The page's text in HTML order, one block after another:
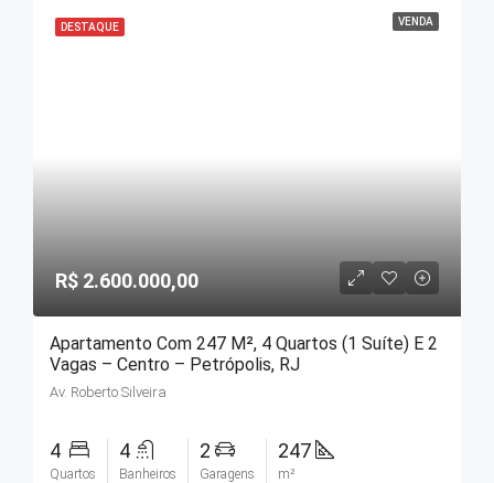
DESTAQUE VENDA
R$ 2.600.000,00
Apartamento Com 247 M², 4 Quartos (1 Suíte) E 2
Vagas – Centro – Petrópolis, RJ
Av. Roberto Silveira
4
Quartos
4
Banheiros
2
Garagens
247
m²